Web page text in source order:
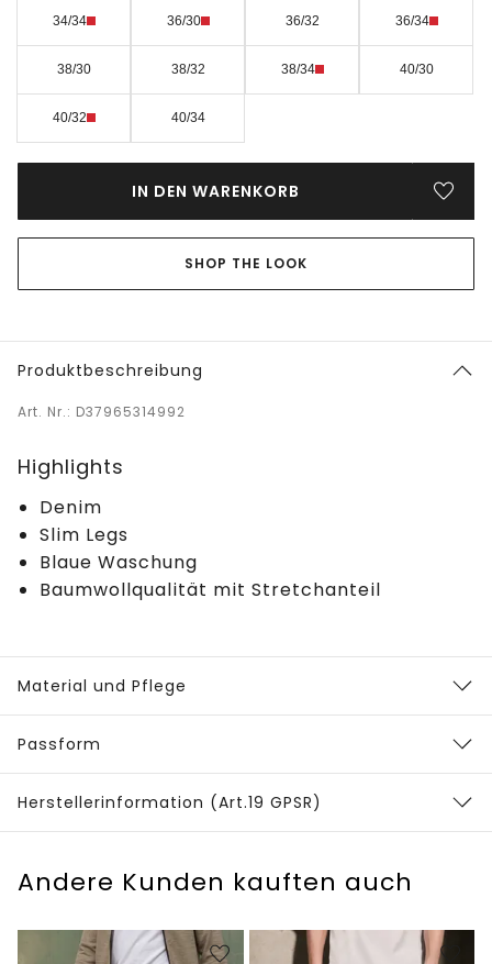
34/34 36/30 36/32 36/34
38/30 38/32 38/34 40/30
40/32 40/34
IN DEN WARENKORB
SHOP THE LOOK
Produktbeschreibung
Art. Nr.: D37965314992
Highlights
Denim
Slim Legs
Blaue Waschung
Baumwollqualität mit Stretchanteil
Material und Pflege
Passform
Herstellerinformation (Art.19 GPSR)
Andere Kunden kauften auch